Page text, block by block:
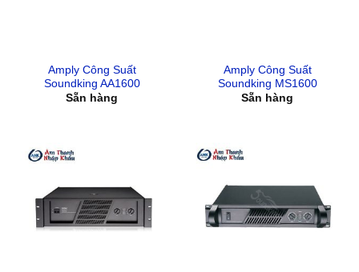
Amply Công Suất
Soundking AA1600
Sẵn hàng
Amply Công Suất
Soundking MS1600
Sẵn hàng